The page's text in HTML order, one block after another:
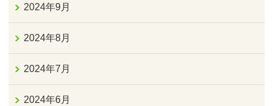
2024年9月
2024年8月
2024年7月
2024年6月